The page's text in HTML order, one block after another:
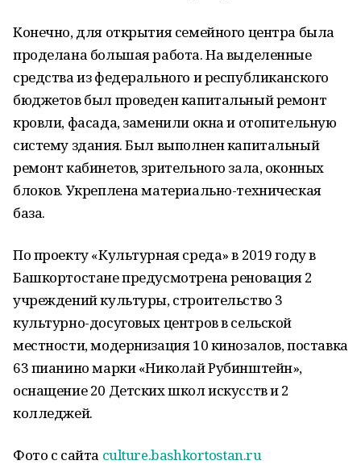
Конечно, для открытия семейного центра была
проделана большая работа. На выделенные
средства из федерального и республиканского
бюджетов был проведен капитальный ремонт
кровли, фасада, заменили окна и отопительную
систему здания. Был выполнен капитальный
ремонт кабинетов, зрительного зала, оконных
блоков. Укреплена материально-техническая
база.
По проекту «Культурная среда» в 2019 году в
Башкортостане предусмотрена реновация 2
учреждений культуры, строительство 3
культурно-досуговых центров в сельской
местности, модернизация 10 кинозалов, поставка
63 пианино марки «Николай Рубинштейн»,
оснащение 20 Детских школ искусств и 2
колледжей.
Фото с сайта culture.bashkortostan.ru